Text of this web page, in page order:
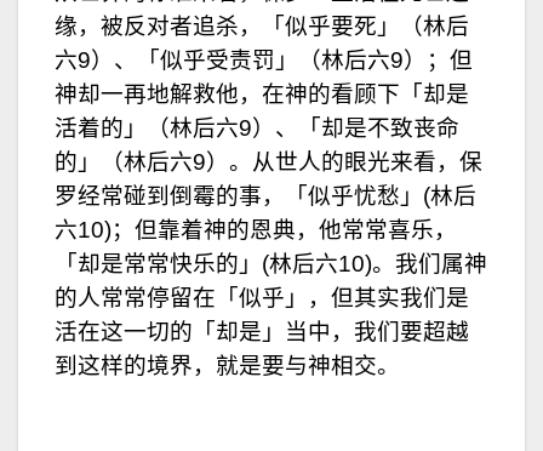
缘，被反对者追杀，「似乎要死」（林后
六9）、「似乎受责罚」（林后六9）；但
神却一再地解救他，在神的看顾下「却是
活着的」（林后六9）、「却是不致丧命
的」（林后六9）。从世人的眼光来看，保
罗经常碰到倒霉的事，「似乎忧愁」(林后
六10)；但靠着神的恩典，他常常喜乐，
「却是常常快乐的」(林后六10)。我们属神
的人常常停留在「似乎」，但其实我们是
活在这一切的「却是」当中，我们要超越
到这样的境界，就是要与神相交。